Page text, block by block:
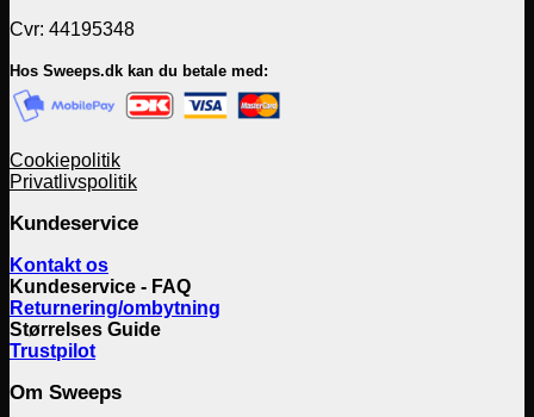
Cvr: 44195348
Hos Sweeps.dk kan du betale med:
Cookiepolitik
Privatlivspolitik
Kundeservice
Kontakt os
Kundeservice - FAQ
Returnering/ombytning
Størrelses Guide
Trustpilot
Om Sweeps